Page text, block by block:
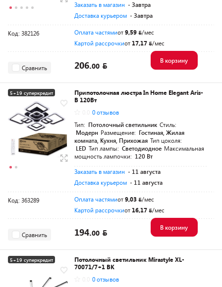
Заказать в магазин - Завтра
Доставка курьером - Завтра
Код: 382126 Оплата частямиот9,59
/мес
Картой рассрочкиот 17,17 /мес
Сравнить 206.00
В корзину
5+19 суперкредит
Разумная цена
Припотолочная люстра In Home Elegant Aris-
B 120Вт
0 отзывов
Тип: Потолочный светильник Стиль:
Модерн Размещение: Гостиная, Жилая
комната, Кухня, Прихожая Тип цоколя:
LED Тип лампы: Светодиодное Максимальная
мощность лампочки: 120 Вт
Заказать в магазин - 11 августа
Доставка курьером - 11 августа
Код: 363289 Оплата частямиот9,03
/мес
Картой рассрочкиот 16,17 /мес
Сравнить 194.00
В корзину
5+19 суперкредит
Потолочный светильник Mirastyle XL-
70071/7+1 BK
0 отзывов